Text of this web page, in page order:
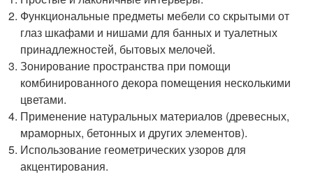
Функциональные предметы мебели со скрытыми от
глаз шкафами и нишами для банных и туалетных
принадлежностей, бытовых мелочей.
Зонирование пространства при помощи
комбинированного декора помещения несколькими
цветами.
Применение натуральных материалов (древесных,
мраморных, бетонных и других элементов).
Использование геометрических узоров для
акцентирования.